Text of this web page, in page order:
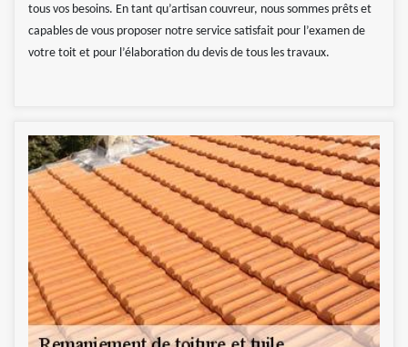
tous vos besoins. En tant qu’artisan couvreur, nous sommes prêts et
capables de vous proposer notre service satisfait pour l’examen de
votre toit et pour l’élaboration du devis de tous les travaux.